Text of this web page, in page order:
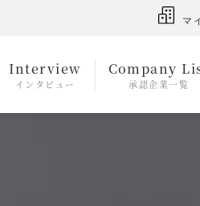
マ
Interview
インタビュー
Company
承認企業一覧